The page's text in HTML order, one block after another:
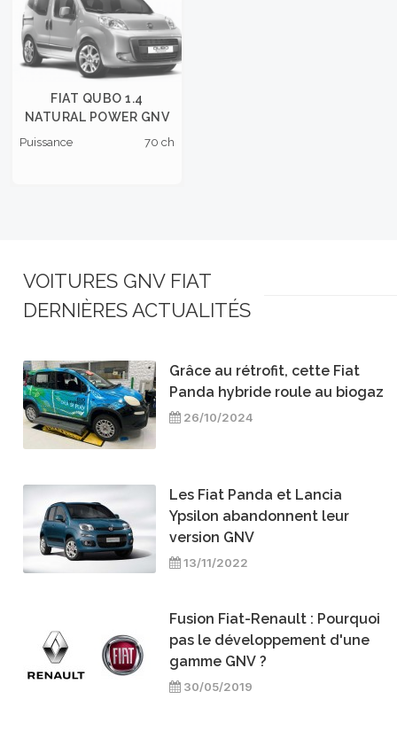
FIAT QUBO 1.4
NATURAL POWER GNV
Puissance 70 ch
VOITURES GNV FIAT
DERNIÈRES ACTUALITÉS
Grâce au rétrofit, cette Fiat
Panda hybride roule au biogaz
26/10/2024
Les Fiat Panda et Lancia
Ypsilon abandonnent leur
version GNV
13/11/2022
Fusion Fiat-Renault : Pourquoi
pas le développement d'une
gamme GNV ?
30/05/2019